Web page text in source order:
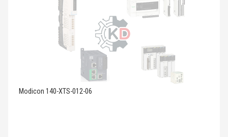
Modicon 140-XTS-012-06